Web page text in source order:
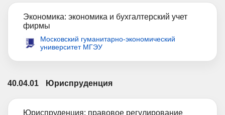
Экономика: экономика и бухгалтерский учет
фирмы
Московский гуманитарно-экономический
университет МГЭУ
40.04.01 Юриспруденция
Юриспруденция: правовое регулирование